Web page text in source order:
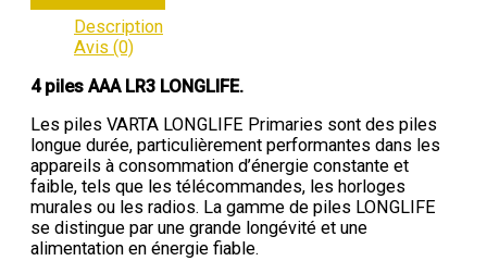
Description
Avis (0)
4 piles AAA LR3 LONGLIFE.
Les piles VARTA LONGLIFE Primaries sont des piles
longue durée, particulièrement performantes dans les
appareils à consommation d’énergie constante et
faible, tels que les télécommandes, les horloges
murales ou les radios. La gamme de piles LONGLIFE
se distingue par une grande longévité et une
alimentation en énergie fiable.